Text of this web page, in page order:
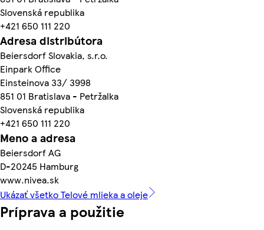
Slovenská republika
+421 650 111 220
Adresa distribútora
Beiersdorf Slovakia, s.r.o.
Einpark Office
Einsteinova 33/ 3998
851 01 Bratislava - Petržalka
Slovenská republika
+421 650 111 220
Meno a adresa
Beiersdorf AG
D-20245 Hamburg
www.nivea.sk
Ukázať všetko Telové mlieka a oleje
Príprava a použitie